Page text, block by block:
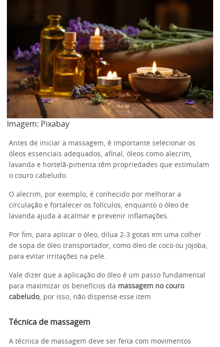
Imagem: Pixabay
Antes de iniciar a massagem, é importante selecionar os
óleos essenciais adequados, afinal, óleos como alecrim,
lavanda e hortelã-pimenta têm propriedades que estimulam
o couro cabeludo.
O alecrim, por exemplo, é conhecido por melhorar a
circulação e fortalecer os folículos, enquanto o óleo de
lavanda ajuda a acalmar e prevenir inflamações.
Por fim, para aplicar o óleo, dilua 2-3 gotas em uma colher
de sopa de óleo transportador, como óleo de coco ou jojoba,
para evitar irritações na pele.
Vale dizer que a aplicação do óleo é um passo fundamental
para maximizar os benefícios da massagem no couro
cabeludo, por isso, não dispense esse item.
Técnica de massagem
A técnica de massagem deve ser feita com movimentos